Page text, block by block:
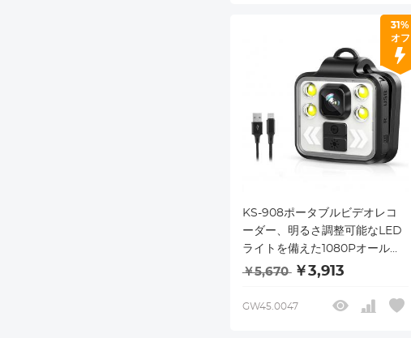
31%
オフ
KS-908ポータブルビデオレコ
ーダー、明るさ調整可能なLED
ライトを備えた1080Pオールイ
ンワンポータブル照明カメラ、
クリング、家庭、屋外、夜間作
￥5,670 ￥3,913
GW45.0047